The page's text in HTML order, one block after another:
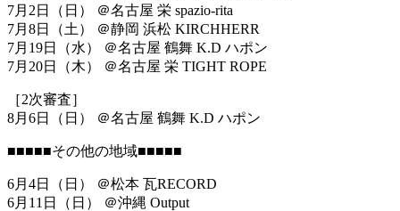
7月2日（日） ＠名古屋 栄 spazio-rita
7月8日（土） ＠静岡 浜松 KIRCHHERR
7月19日（水） ＠名古屋 鶴舞 K.D ハポン
7月20日（木） ＠名古屋 栄 TIGHT ROPE
［2次審査］
8月6日（日） ＠名古屋 鶴舞 K.D ハポン
■■■■■その他の地域■■■■■
6月4日（日） ＠松本 瓦RECORD
6月11日（日） ＠沖縄 Output